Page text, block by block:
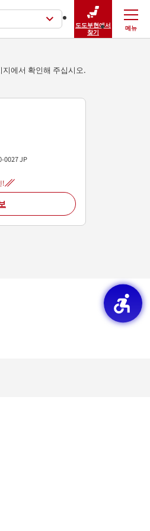
도도부현에서
찾기
메뉴
닫기
에서 확인해 주십시오.
0027JP
!